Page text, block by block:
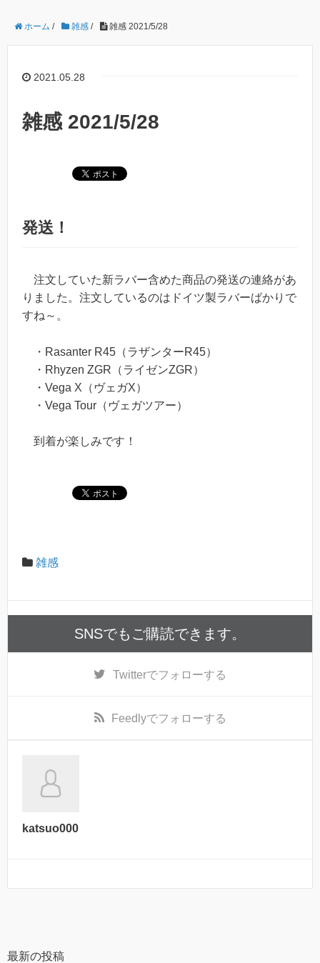
ホーム / 雑感 / 雑感 2021/5/28
2021.05.28
雑感 2021/5/28
発送！
注文していた新ラバー含めた商品の発送の連絡があ
りました。注文しているのはドイツ製ラバーばかりで
すね～。
・Rasanter R45（ラザンターR45）
・Rhyzen ZGR（ライゼンZGR）
・Vega X（ヴェガX）
・Vega Tour（ヴェガツアー）
到着が楽しみです！
雑感
SNSでもご購読できます。
Twitterでフォローする
Feedlyでフォローする
katsuo000
最新の投稿